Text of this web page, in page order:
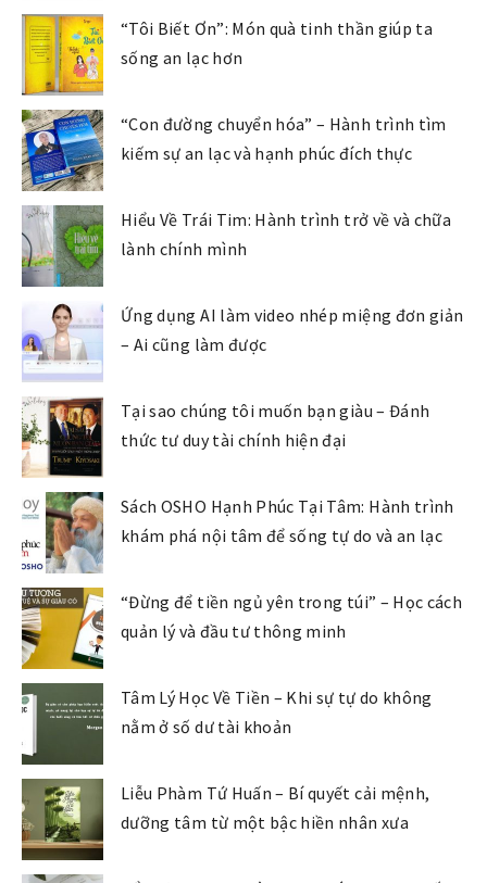
“Tôi Biết Ơn”: Món quà tinh thần giúp ta
sống an lạc hơn
“Con đường chuyển hóa” – Hành trình tìm
kiếm sự an lạc và hạnh phúc đích thực
Hiểu Về Trái Tim: Hành trình trở về và chữa
lành chính mình
Ứng dụng AI làm video nhép miệng đơn giản
– Ai cũng làm được
Tại sao chúng tôi muốn bạn giàu – Đánh
thức tư duy tài chính hiện đại
Sách OSHO Hạnh Phúc Tại Tâm: Hành trình
khám phá nội tâm để sống tự do và an lạc
“Đừng để tiền ngủ yên trong túi” – Học cách
quản lý và đầu tư thông minh
Tâm Lý Học Về Tiền – Khi sự tự do không
nằm ở số dư tài khoản
Liễu Phàm Tứ Huấn – Bí quyết cải mệnh,
dưỡng tâm từ một bậc hiền nhân xưa